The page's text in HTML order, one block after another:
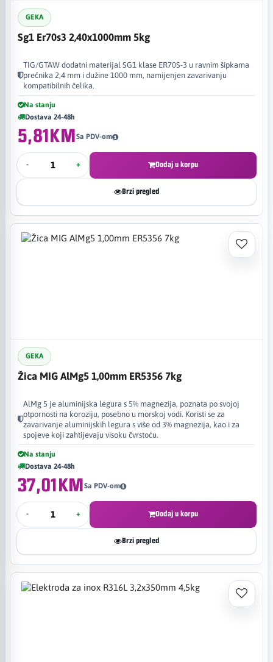
GEKA
Sg1 Er70s3 2,40x1000mm 5kg
TIG/GTAW dodatni materijal SG1 klase ER70S-3 u ravnim šipkama
prečnika 2,4 mm i dužine 1000 mm, namijenjen zavarivanju
kompatibilnih čelika.
Na stanju
Dostava 24-48h
5,81KMSa PDV-om
- + Dodaj u korpu
Brzi pregled
GEKA
Žica MIG AlMg5 1,00mm ER5356 7kg
AlMg 5 je aluminijska legura s 5% magnezija, poznata po svojoj
otpornosti na koroziju, posebno u morskoj vodi. Koristi se za
zavarivanje aluminijskih legura s više od 3% magnezija, kao i za
spojeve koji zahtijevaju visoku čvrstoću.
Na stanju
Dostava 24-48h
37,01KMSa PDV-om
- + Dodaj u korpu
Brzi pregled